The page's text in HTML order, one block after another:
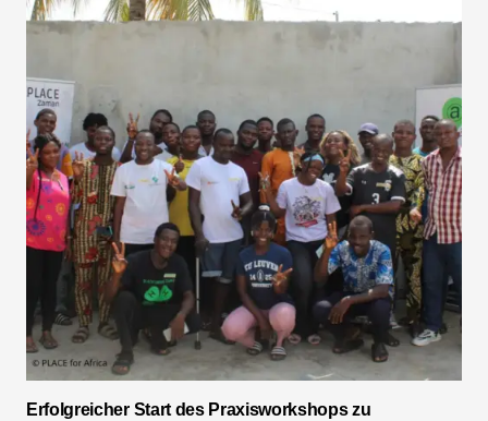
Erfolgreicher Start des Praxisworkshops zu